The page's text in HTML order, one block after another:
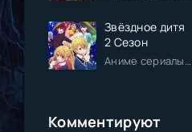
Звёздное дитя
2 Сезон
Аниме сериалы / Драма / Комедия / Романтика / Фантастика / Анонсы
Комментируют